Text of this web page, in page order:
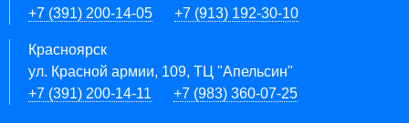
+7 (391) 200-14-05
+7 (913) 192-30-10
Красноярск
ул. Красной армии, 109, ТЦ "Апельсин"
+7 (391) 200-14-11
+7 (983) 360-07-25